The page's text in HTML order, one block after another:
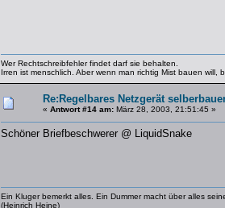
Wer Rechtschreibfehler findet darf sie behalten.
Irren ist menschlich. Aber wenn man richtig Mist bauen will,
Re:Regelbares Netzgerät
« Antwort #14 am: März 28, 2003, 21:51:45 »
Schöner Briefbeschwerer @ LiquidSnake
Ein Kluger bemerkt alles. Ein Dummer macht über alles
(Heinrich Heine)